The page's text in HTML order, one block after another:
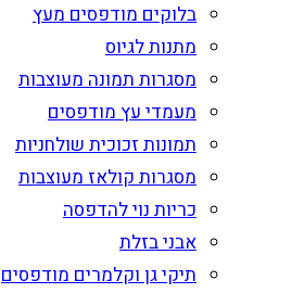
בלוקים מודפסים מעץ
מתנות לגיוס
מסגרות תמונה מעוצבות
מעמדי עץ מודפסים
תמונות זכוכית שולחניות
מסגרות קולאז מעוצבות
כריות נוי להדפסה
אבני בזלת
תיקי גן וקלמרים מודפסים